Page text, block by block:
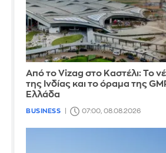
Από το Vizag στο Καστέλι: Το
της Ινδίας και το όραμα της
Ελλάδα
BUSINESS 07:00, 08.08.2026